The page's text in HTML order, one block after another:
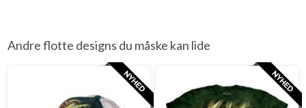
Andre flotte designs du måske kan lide